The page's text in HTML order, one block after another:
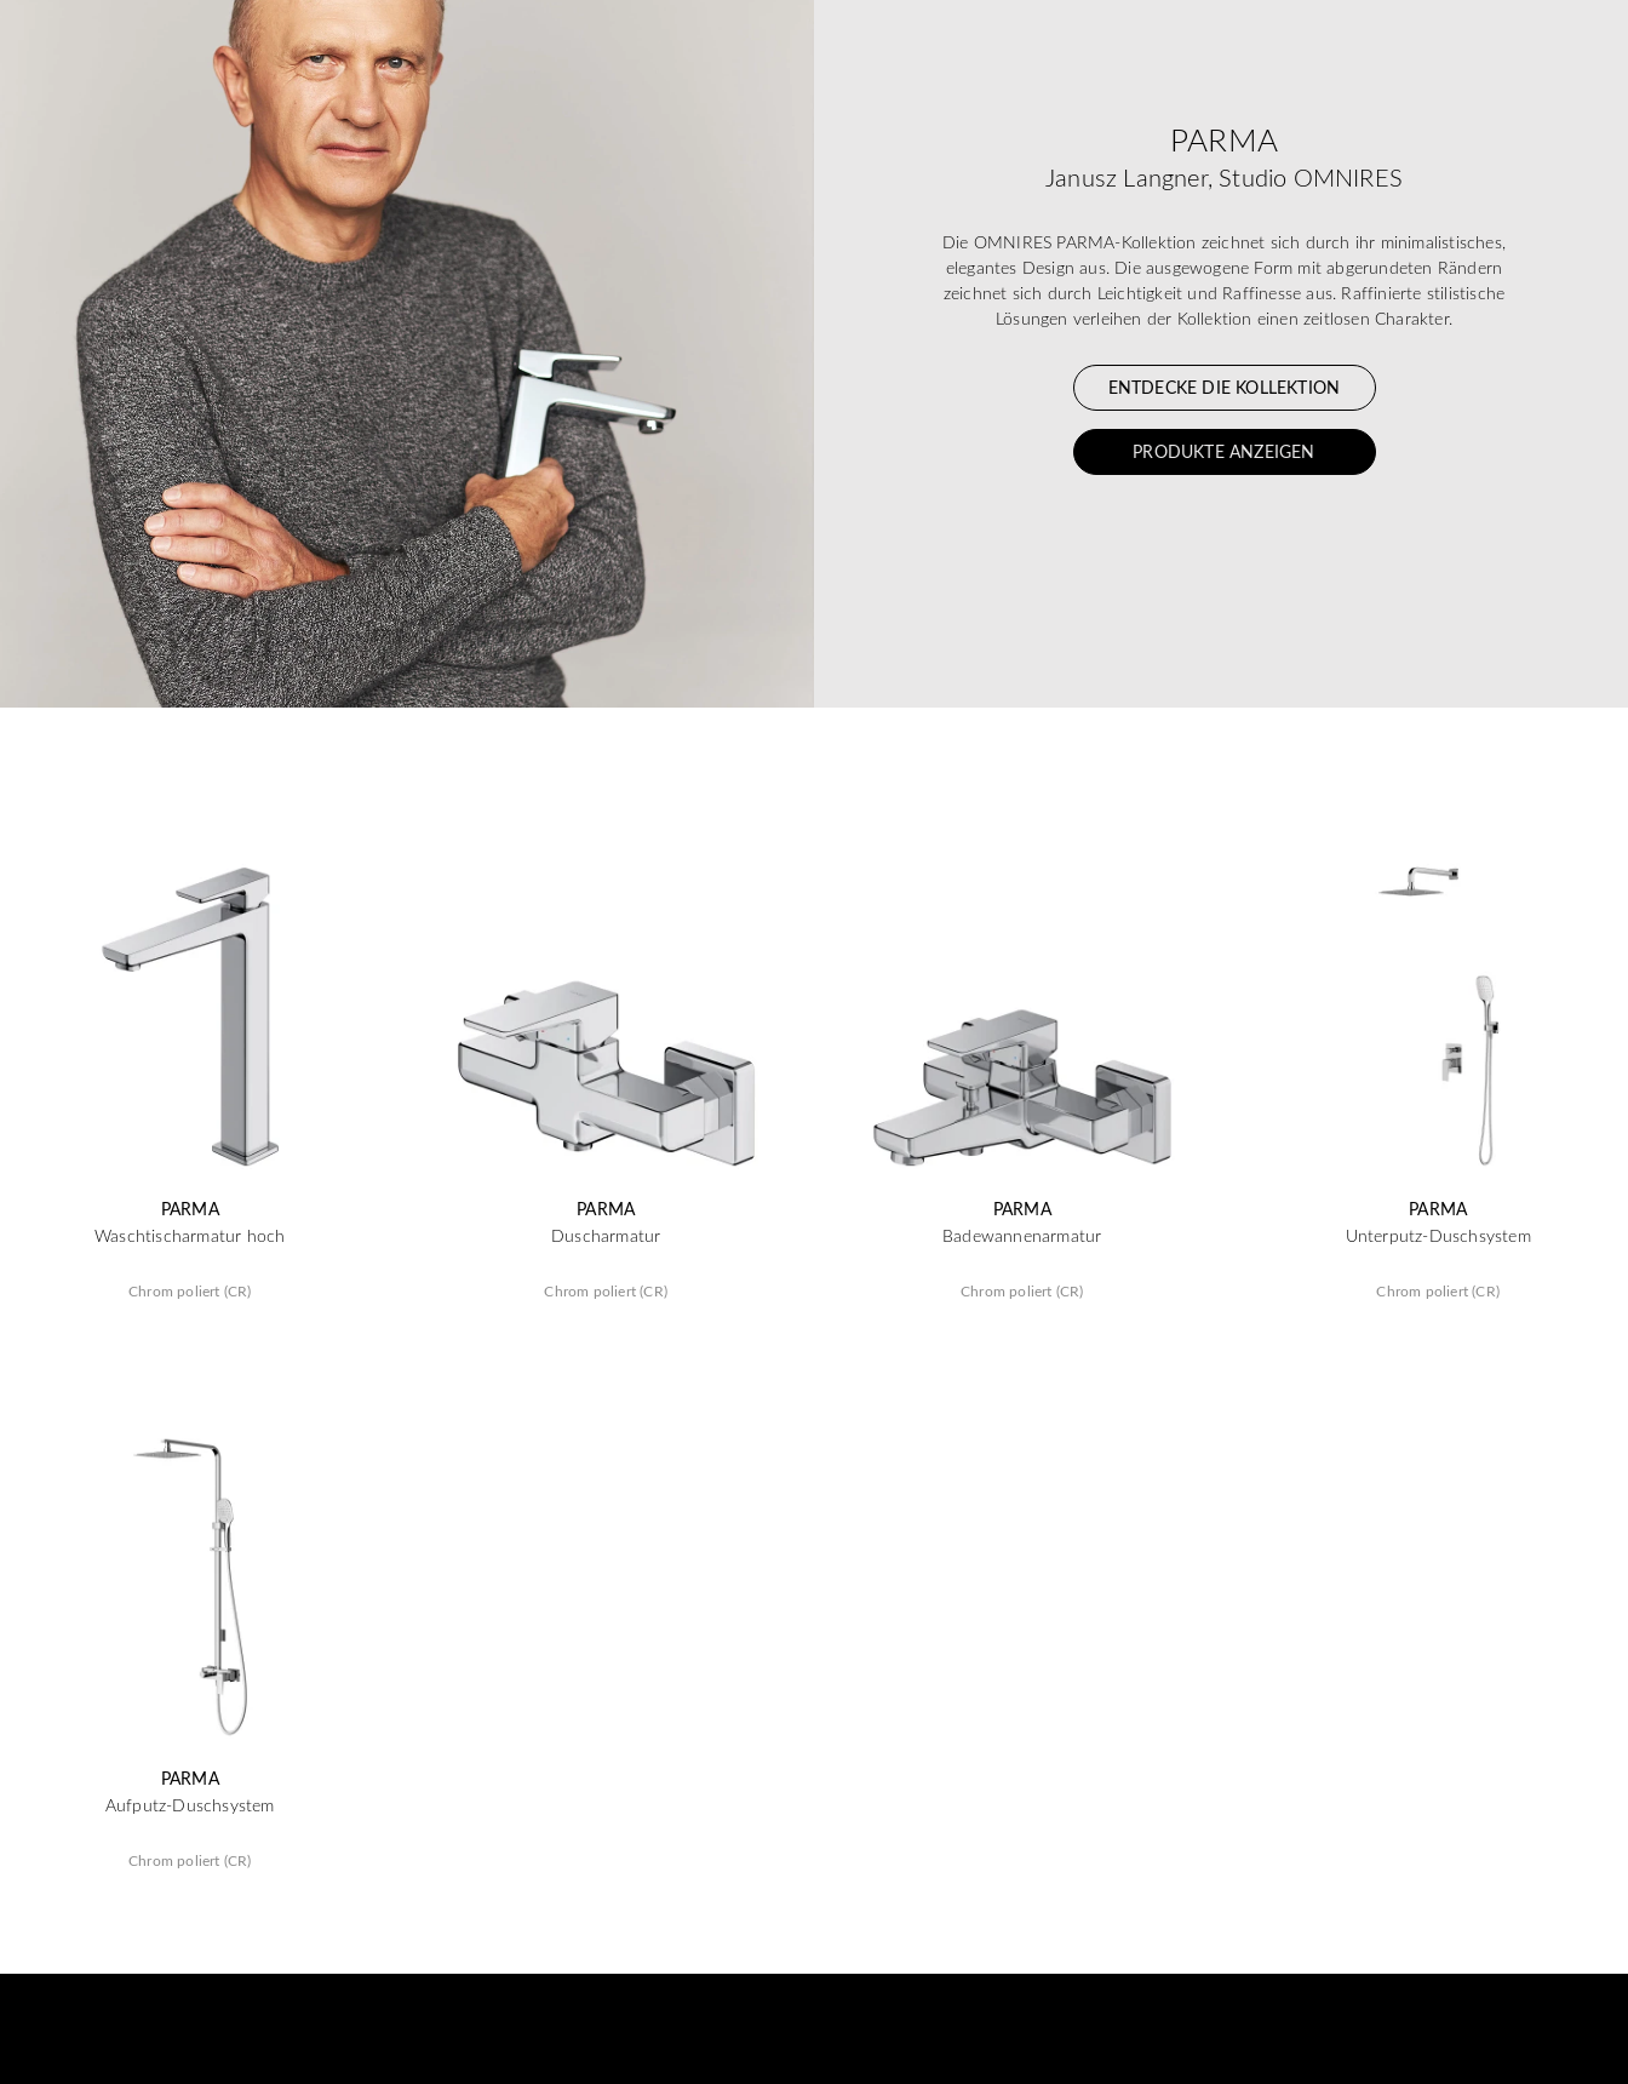
PARMA
Janusz Langner, Studio OMNIRES
Die OMNIRES PARMA-Kollektion zeichnet sich durch ihr minimalistisches,
elegantes Design aus. Die ausgewogene Form mit abgerundeten Rändern
zeichnet sich durch Leichtigkeit und Raffinesse aus. Raffinierte stilistische
Lösungen verleihen der Kollektion einen zeitlosen Charakter.
ENTDECKE DIE KOLLEKTION
PRODUKTE ANZEIGEN
PARMA
Waschtischarmatur hoch
Chrom poliert (CR)
PARMA
Duscharmatur
Chrom poliert (CR)
PARMA
Badewannenarmatur
Chrom poliert (CR)
PARMA
Unterputz-Duschsystem
Chrom poliert (CR)
PARMA
Aufputz-Duschsystem
Chrom poliert (CR)